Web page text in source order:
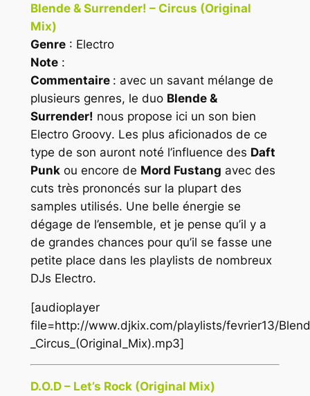
Blende & Surrender! – Circus (Original
Mix)
Genre: Electro
Note:
Commentaire : avec un savant mélange de
plusieurs genres, le duo Blende &
Surrender! nous propose ici un son bien
Electro Groovy. Les plus aficionados de ce
type de son auront noté l’influence des Daft
Punkou encore de Mord Fustang avec des
cuts très prononcés sur la plupart des
samples utilisés. Une belle énergie se
dégage de l’ensemble, et je pense qu’il y a
de grandes chances pour qu’il se fasse une
petite place dans les playlists de nombreux
DJs Electro.
[audioplayer
file=http://www.djkix.com/playlists/fevrier13/
_Circus_(Original_Mix).mp3]
D.O.D – Let’s Rock (Original Mix)